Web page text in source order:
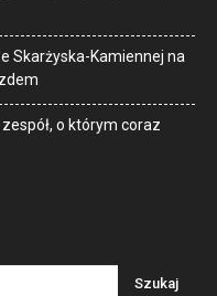
Skarżyska-Kamiennej na
o którym coraz